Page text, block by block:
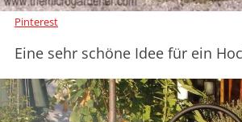
Pinterest
Eine sehr schöne Idee für ein